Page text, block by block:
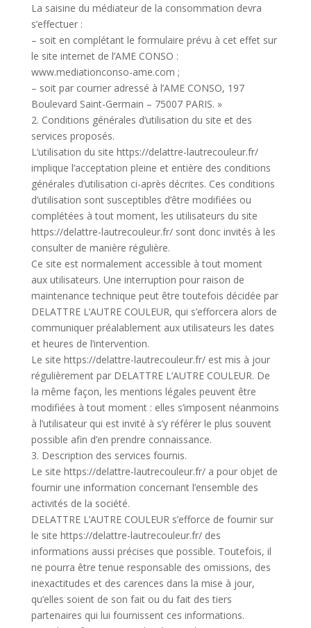
La saisine du médiateur de la consommation devra
s’effectuer :
– soit en complétant le formulaire prévu à cet effet sur
le site internet de l’AME CONSO :
www.mediationconso-ame.com ;
– soit par courrier adressé à l’AME CONSO, 197
Boulevard Saint-Germain – 75007 PARIS. »
2. Conditions générales d’utilisation du site et des
services proposés.
L’utilisation du site https://delattre-lautrecouleur.fr/
implique l’acceptation pleine et entière des conditions
générales d’utilisation ci-après décrites. Ces conditions
d’utilisation sont susceptibles d’être modifiées ou
complétées à tout moment, les utilisateurs du site
https://delattre-lautrecouleur.fr/ sont donc invités à les
consulter de manière régulière.
Ce site est normalement accessible à tout moment
aux utilisateurs. Une interruption pour raison de
maintenance technique peut être toutefois décidée par
DELATTRE L’AUTRE COULEUR, qui s’efforcera alors de
communiquer préalablement aux utilisateurs les dates
et heures de l’intervention.
Le site https://delattre-lautrecouleur.fr/ est mis à jour
régulièrement par DELATTRE L’AUTRE COULEUR. De
la même façon, les mentions légales peuvent être
modifiées à tout moment : elles s’imposent néanmoins
à l’utilisateur qui est invité à s’y référer le plus souvent
possible afin d’en prendre connaissance.
3. Description des services fournis.
Le site https://delattre-lautrecouleur.fr/ a pour objet de
fournir une information concernant l’ensemble des
activités de la société.
DELATTRE L’AUTRE COULEUR s’efforce de fournir sur
le site https://delattre-lautrecouleur.fr/ des
informations aussi précises que possible. Toutefois, il
ne pourra être tenue responsable des omissions, des
inexactitudes et des carences dans la mise à jour,
qu’elles soient de son fait ou du fait des tiers
partenaires qui lui fournissent ces informations.